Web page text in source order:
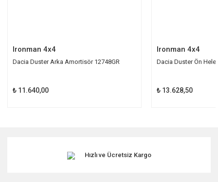
Ironman 4x4
Dacia Duster Arka Amortisör 12748GR
₺ 11.640,00
Ironman 4x4
Dacia Duster Ön
₺ 13.628,50
Hızlı ve Ücretsiz Kargo